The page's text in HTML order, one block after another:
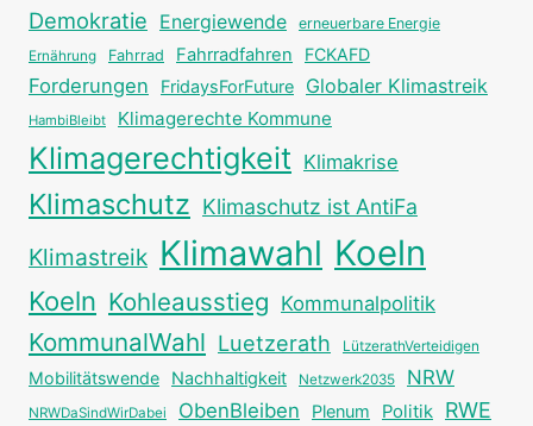
Demokratie Energiewende erneuerbare Energie
Ernährung Fahrrad Fahrradfahren FCKAFD
Forderungen FridaysForFuture Globaler Klimastreik
HambiBleibt Klimagerechte Kommune
Klimagerechtigkeit Klimakrise
Klimaschutz Klimaschutz ist AntiFa
Klimastreik Klimawahl Koeln
Koeln Kohleausstieg Kommunalpolitik
KommunalWahl Luetzerath LützerathVerteidigen
Mobilitätswende Nachhaltigkeit Netzwerk2035 NRW
NRWDaSindWirDabei ObenBleiben Plenum Politik RWE